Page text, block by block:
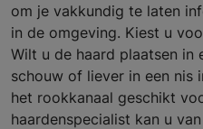
om je vakkundig te laten
in de omgeving. Kiest u
Wilt u de haard plaatsen in
schouw of liever in een nis
het rookkanaal geschikt
haardenspecialist kan u